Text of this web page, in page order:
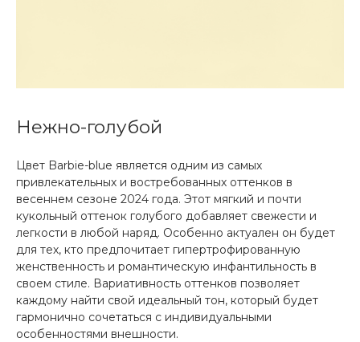
Нежно-голубой
Цвет Barbie-blue является одним из самых
привлекательных и востребованных оттенков в
весеннем сезоне 2024 года. Этот мягкий и почти
кукольный оттенок голубого добавляет свежести и
легкости в любой наряд. Особенно актуален он будет
для тех, кто предпочитает гипертрофированную
женственность и романтическую инфантильность в
своем стиле. Вариативность оттенков позволяет
каждому найти свой идеальный тон, который будет
гармонично сочетаться с индивидуальными
особенностями внешности.